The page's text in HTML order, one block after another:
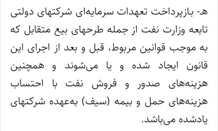
هـ‍- بـازپرداخت تعهدات سرمایه‌ای شرکتهای دولتی
تابعه وزارت نفت از جمله طرحهای بیع متقابل که
به موجب قوانین مربوط، قبل و بعد از اجرای این
قانون ایجاد شده و یا می‌شوند و همچنین
هزینه‌های صدور و فروش نفت با احتساب
هزینه‌های حمل و بیمه (سیف) به‌عهده شرکتهای
یادشده می‌باشد.